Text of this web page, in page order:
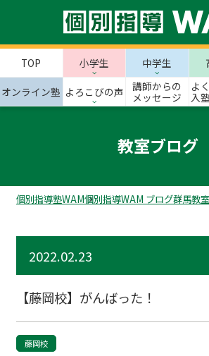
TOP 小学生 中学生
オンライン塾 よろこびの声
講師からの
メッセージ
よ
入
教室ブログ
個別指導塾WAM個別指導WAM ブログ群馬教室
2022.02.23
【藤岡校】がんばった！
藤岡校